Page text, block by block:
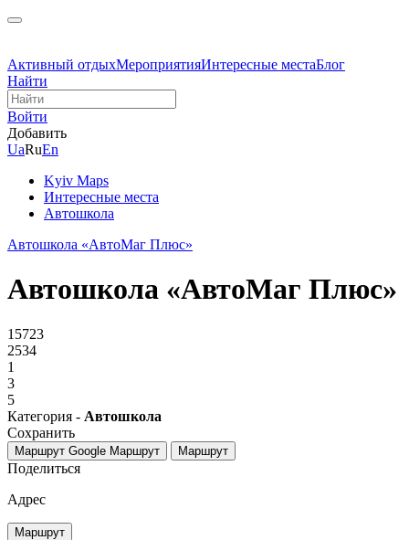
Активный отдыхМероприятияИнтересные местаБлог
Найти
Войти
Добавить
UaRuEn
Kyiv Maps
Интересные места
Автошкола
Автошкола «АвтоМаг Плюс»
Автошкола «АвтоМаг Плюс»
15723
2534
1
3
5
Категория - Автошкола
Сохранить
Маршрут Google Маршрут Маршрут
Поделиться
Адрес
Маршрут